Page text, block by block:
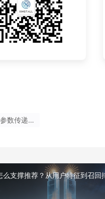
#安装参数传递到金融H5
么支撑推荐？从用户特征到召回